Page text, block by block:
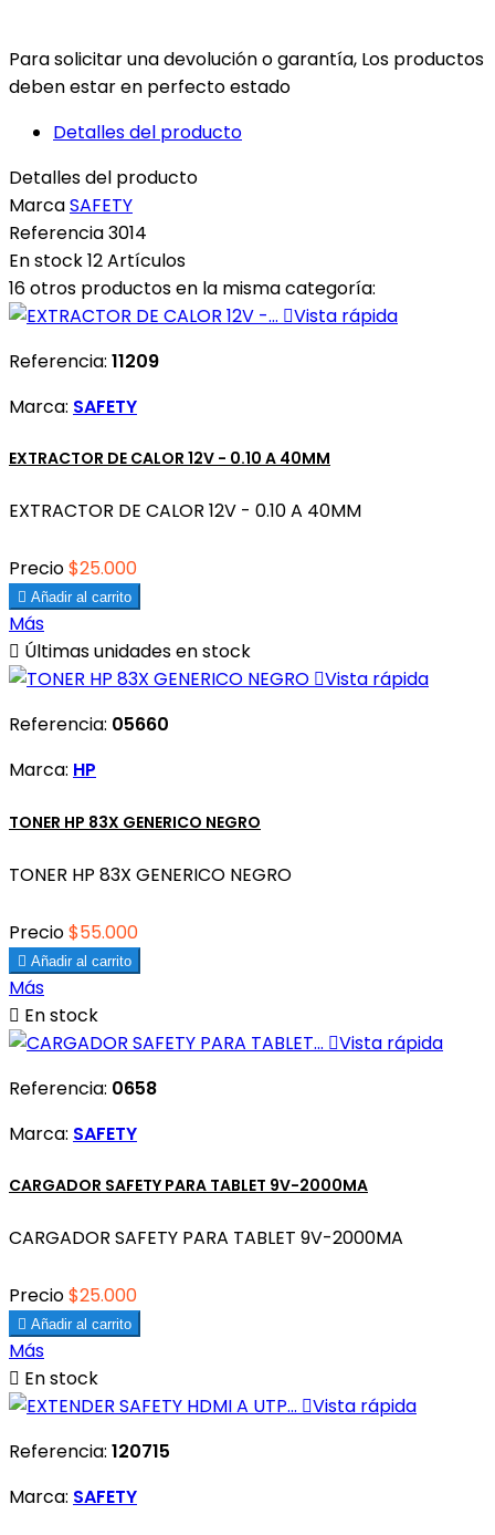
Para solicitar una devolución o garantía, Los productos
deben estar en perfecto estado
Detalles del producto
Detalles del producto
MarcaSAFETY
Referencia3014
En stock12 Artículos
16 otros productos en la misma categoría:
Vista rápida
Referencia: 11209
Marca: SAFETY
EXTRACTOR DE CALOR 12V - 0.10 A 40MM
EXTRACTOR DE CALOR 12V - 0.10 A 40MM
Precio$25.000
 Añadir al carrito
Más
 Últimas unidades en stock
Vista rápida
Referencia: 05660
Marca: HP
TONER HP 83X GENERICO NEGRO
TONER HP 83X GENERICO NEGRO
Precio$55.000
 Añadir al carrito
Más
 En stock
Vista rápida
Referencia: 0658
Marca: SAFETY
CARGADOR SAFETY PARA TABLET 9V-2000MA
CARGADOR SAFETY PARA TABLET 9V-2000MA
Precio$25.000
 Añadir al carrito
Más
 En stock
Vista rápida
Referencia: 120715
Marca: SAFETY